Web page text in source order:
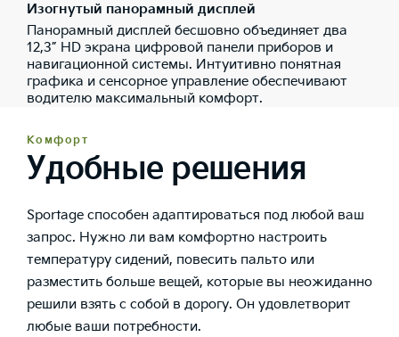
Изогнутый панорамный дисплей
Панорамный дисплей бесшовно объединяет два
12,3” HD экрана цифровой панели приборов и
навигационной системы. Интуитивно понятная
графика и сенсорное управление обеспечивают
водителю максимальный комфорт.
Комфорт
Удобные решения
Sportage способен адаптироваться под любой ваш
запрос. Нужно ли вам комфортно настроить
температуру сидений, повесить пальто или
разместить больше вещей, которые вы неожиданно
решили взять с собой в дорогу. Он удовлетворит
любые ваши потребности.